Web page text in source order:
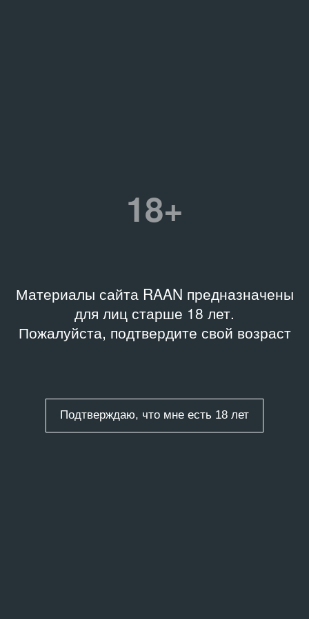
18+
Материалы сайта RAAN предназначены
для лиц старше 18 лет.
Пожалуйста, подтвердите свой возраст
Подтверждаю, что мне есть 18 лет